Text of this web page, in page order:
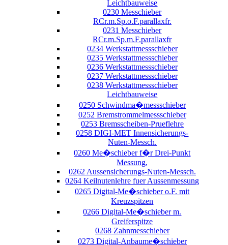
Leichtbauweise
0230 Messchieber
RCr.m.Sp.o.F.parallaxfr.
0231 Messchieber
RCr.m.Sp.m.F.parallaxfr
0234 Werkstattmessschieber
0235 Werkstattmessschieber
0236 Werkstattmessschieber
0237 Werkstattmessschieber
0238 Werkstattmessschieber
Leichtbauweise
0250 Schwindma�messschieber
0252 Bremstrommelmessschieber
0253 Bremsscheiben-Prueflehre
0258 DIGI-MET Innensicherungs-
Nuten-Messch.
0260 Me�schieber f�r Drei-Punkt
Messung,
0262 Aussensicherungs-Nuten-Messch.
0264 Keilnutenlehre fuer Aussenmessung
0265 Digital-Me�schieber o.F. mit
Kreuzspitzen
0266 Digital-Me�schieber m.
Greiferspitze
0268 Zahnmesschieber
0273 Digital-Anbaume�schieber